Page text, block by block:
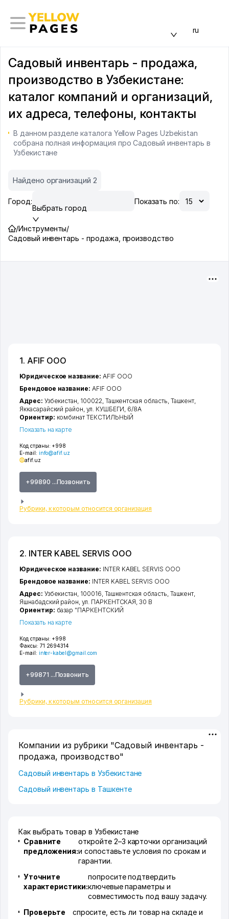
ru
Садовый инвентарь - продажа,
производство в Узбекистане:
каталог компаний и организаций,
их адреса, телефоны, контакты
В данном разделе каталога Yellow Pages Uzbekistan
собрана полная информация про Садовый инвентарь в
Узбекистане
Найдено организаций 2
Город:
Выбрать город
Показать по:
/Инструменты/
Садовый инвентарь - продажа, производство
1. AFIF ООО
Код страны: +998
E-mail: info@afif.uz
afif.uz
+99890 ...Позвонить
Рубрики, к которым относится организация
Юридическое название: AFIF ООО
Брендовое название: AFIF ООО
Адрес: Узбекистан, 100022, Ташкентская область, Ташкент,
Яккасарайский район, ул. КУШБЕГИ, 6/8А
Ориентир: комбинат ТЕКСТИЛЬНЫЙ
Показать на карте
2. INTER KABEL SERVIS ООО
Код страны: +998
Факсы: 71 2694314
E-mail: inter-kabel@gmail.com
+99871 ...Позвонить
Рубрики, к которым относится организация
Юридическое название: INTER KABEL SERVIS ООО
Брендовое название: INTER KABEL SERVIS ООО
Адрес: Узбекистан, 100016, Ташкентская область, Ташкент,
Яшнабадский район,ул. ПАРКЕНТСКАЯ, 30 В
Ориентир: базар "ПАРКЕНТСКИЙ
Показать на карте
Компании из рубрики "Садовый инвентарь -
продажа, производство"
Садовый инвентарь в Узбекистане
Садовый инвентарь в Ташкенте
Как выбрать товар в Узбекистане
Сравните
предложения:
откройте 2–3 карточки организаций
и сопоставьте условия по срокам и
гарантии.
Уточните
характеристики:
попросите подтвердить
ключевые параметры и
совместимость под вашу задачу.
Проверьте
спросите, есть ли товар на складе и